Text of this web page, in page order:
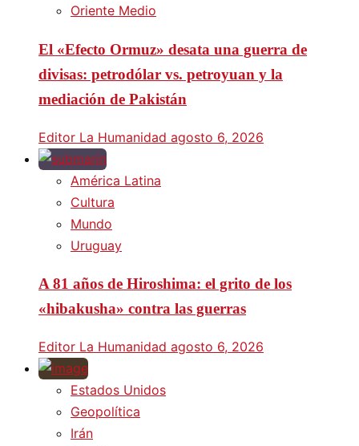
Oriente Medio
El «Efecto Ormuz» desata una guerra de
divisas: petrodólar vs. petroyuan y la
mediación de Pakistán
Editor La Humanidad agosto 6, 2026
América Latina
Cultura
Mundo
Uruguay
A 81 años de Hiroshima: el grito de los
«hibakusha» contra las guerras
Editor La Humanidad agosto 6, 2026
Estados Unidos
Geopolítica
Irán